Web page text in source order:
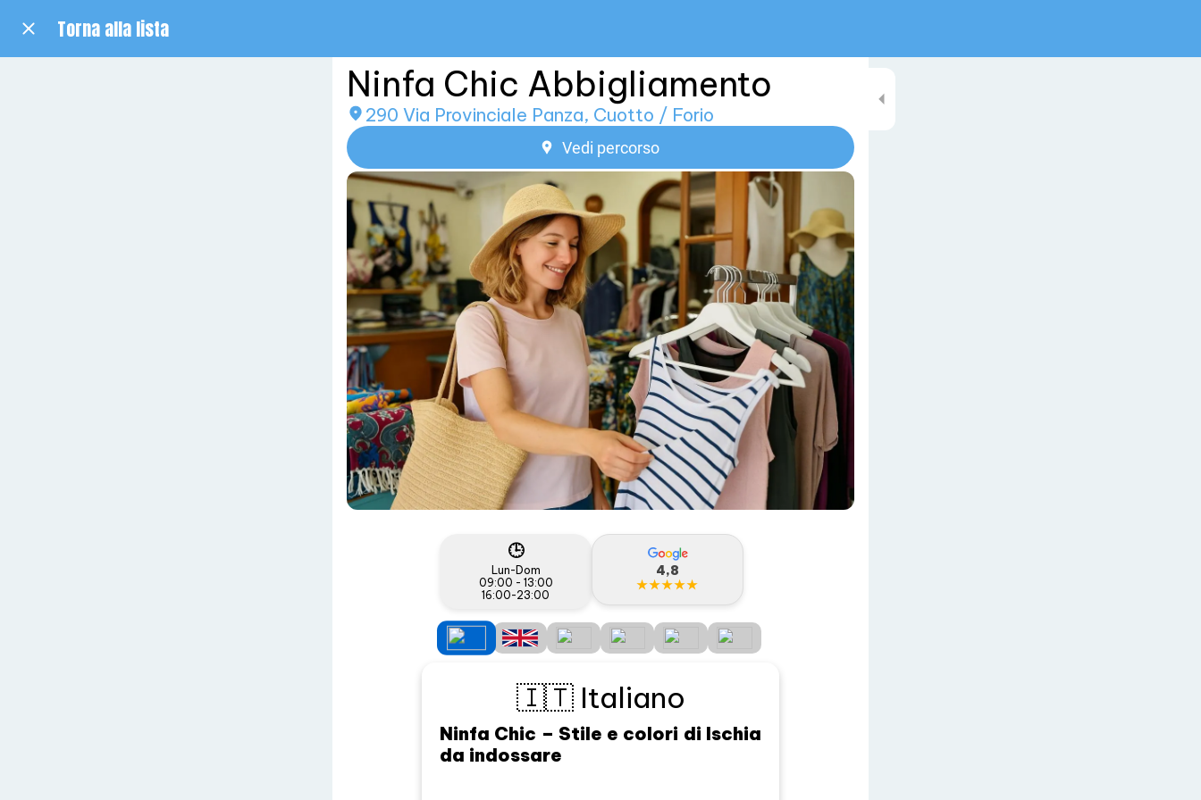
Torna alla lista
Ninfa Chic Abbigliamento
290 Via Provinciale Panza, Cuotto / Forio
Vedi percorso
🕒
Lun-Dom
09:00 - 13:00
16:00-23:00
4,8
★★★★★
🇮🇹 Italiano
Ninfa Chic – Stile e colori di Ischia
da indossare